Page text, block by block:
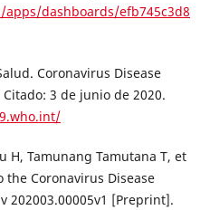
dashboards/efb745c3d8
Coronavirus Disease
3 de junio de 2020.
H, Tamunang Tamutana T, et
the Coronavirus Disease
202003.00005v1 [Preprint].